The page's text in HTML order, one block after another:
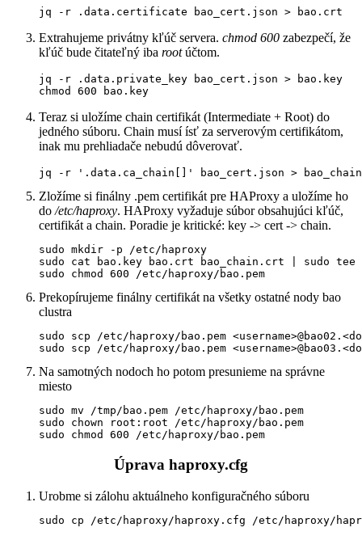
jq -r .data.certificate bao_cert.json > bao.crt
Extrahujeme privátny kľúč servera. chmod 600 zabezpečí, že
kľúč bude čitateľný iba rootúčtom.
jq -r .data.private_key bao_cert.json > bao.key
chmod 600 bao.key
Teraz si uložíme chain certifikát (Intermediate + Root) do
jedného súboru. Chain musí ísť za serverovým certifikátom,
inak mu prehliadače nebudú dôverovať.
jq -r '.data.ca_chain[]' bao_cert.json >
Zložíme si finálny .pem certifikát pre HAProxy a uložíme ho
do /etc/haproxy. HAProxy vyžaduje súbor obsahujúci kľúč,
certifikát a chain. Poradie je kritické: key -> cert -> chain.
sudo mkdir -p /etc/haproxy
sudo cat bao.key bao.crt bao_chain.crt | sudo tee
sudo chmod 600 /etc/haproxy/bao.pem
Prekopírujeme finálny certifikát na všetky ostatné nody bao
clustra
sudo scp /etc/haproxy/bao.pem
sudo scp /etc/haproxy/bao.pem
Na samotných nodoch ho potom presunieme na správne
miesto
sudo mv /tmp/bao.pem /etc/haproxy/bao.pem
sudo chown root:root /etc/haproxy/bao.pem
sudo chmod 600 /etc/haproxy/bao.pem
Úprava haproxy.cfg
Urobme si zálohu aktuálneho konfiguračného súboru
sudo cp /etc/haproxy/haproxy.cfg /etc/haproxy/